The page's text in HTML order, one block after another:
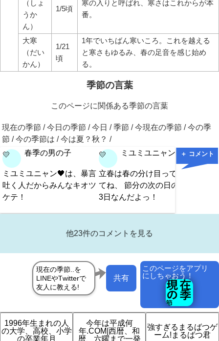
（しょ
うか
ん）
1/5頃
寒の入りと呼ばれ、寒さはこれからが本
番。
大寒
（だい
かん）
1/21
頃
1年でいちばん寒いころ。これを越える
と寒さもゆるみ、春の足音を感じ始め
る。
季節の言葉
このページに関係ある季節の言葉
現在の季節 / 今日の季節 / 今日 / 季節 / 今現在の季節 / 今の季
節 / 今の季節は / 今は夏？秋？ /
＋ コメント
💛 春季の男の子
ミユミユニャン🖤は、暴言
吐く人だからみんなキオツ
ケテ！
💛 ミユミユニャン♥
立春は春の分け目って言っ
てね、 節分の次の日の2月
3日なんだよっ！
💛
他23件のコメントを見る
このページをアプリ
にしちゃおう！
共有
1996年生まれの人
の大学、高校、小学
の卒業年月
今年は平成何
年.COM|西暦、和
暦、六曜まで一発
強すぎるまるばつゲ
ーム!まるばつ君